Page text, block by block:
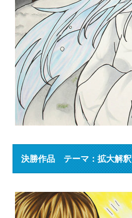
決勝作品 テーマ：拡大解釈